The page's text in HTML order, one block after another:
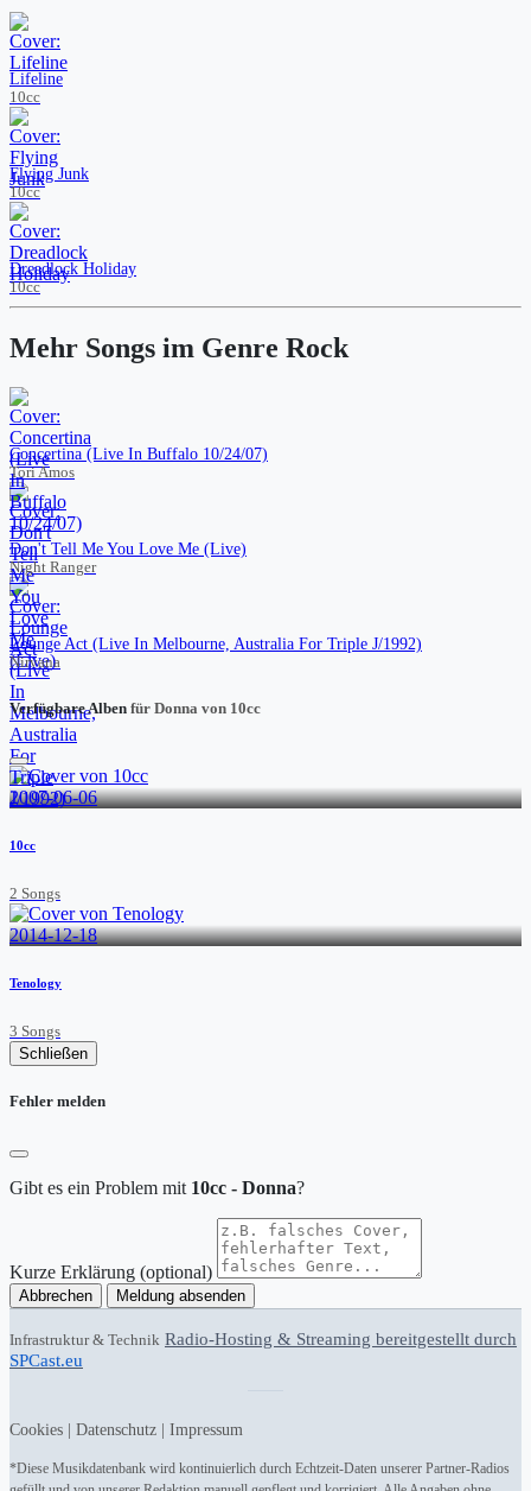
Lifeline
10cc
Flying Junk
10cc
Dreadlock Holiday
10cc
Mehr Songs im Genre Rock
Concertina (Live In Buffalo 10/24/07)
Tori Amos
Don't Tell Me You Love Me (Live)
Night Ranger
Lounge Act (Live In Melbourne, Australia For Triple J/1992)
Nirvana
Verfügbare Alben für Donna von 10cc
2007-06-06
10cc
2 Songs
2014-12-18
Tenology
3 Songs
Schließen
Fehler melden
Gibt es ein Problem mit 10cc - Donna?
Kurze Erklärung (optional)
Abbrechen Meldung absenden
Infrastruktur & Technik Radio-Hosting & Streaming bereitgestellt durch
SPCast.eu
Cookies Datenschutz Impressum
*Diese Musikdatenbank wird kontinuierlich durch Echtzeit-Daten unserer Partner-Radios